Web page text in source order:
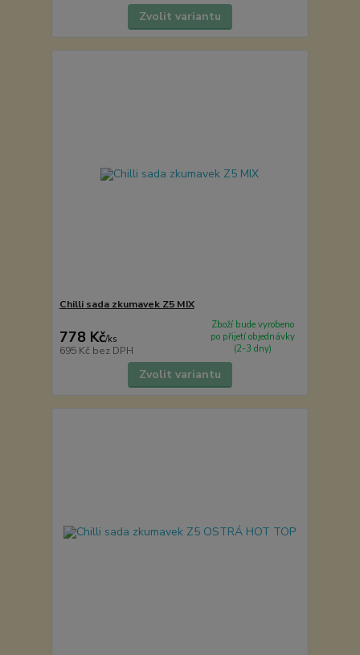
Zvolit variantu
Chilli sada zkumavek Z5 MIX
778 Kč/ks
695 Kč bez DPH
Zboží bude vyrobeno
po přijetí objednávky
(2-3 dny)
Zvolit variantu